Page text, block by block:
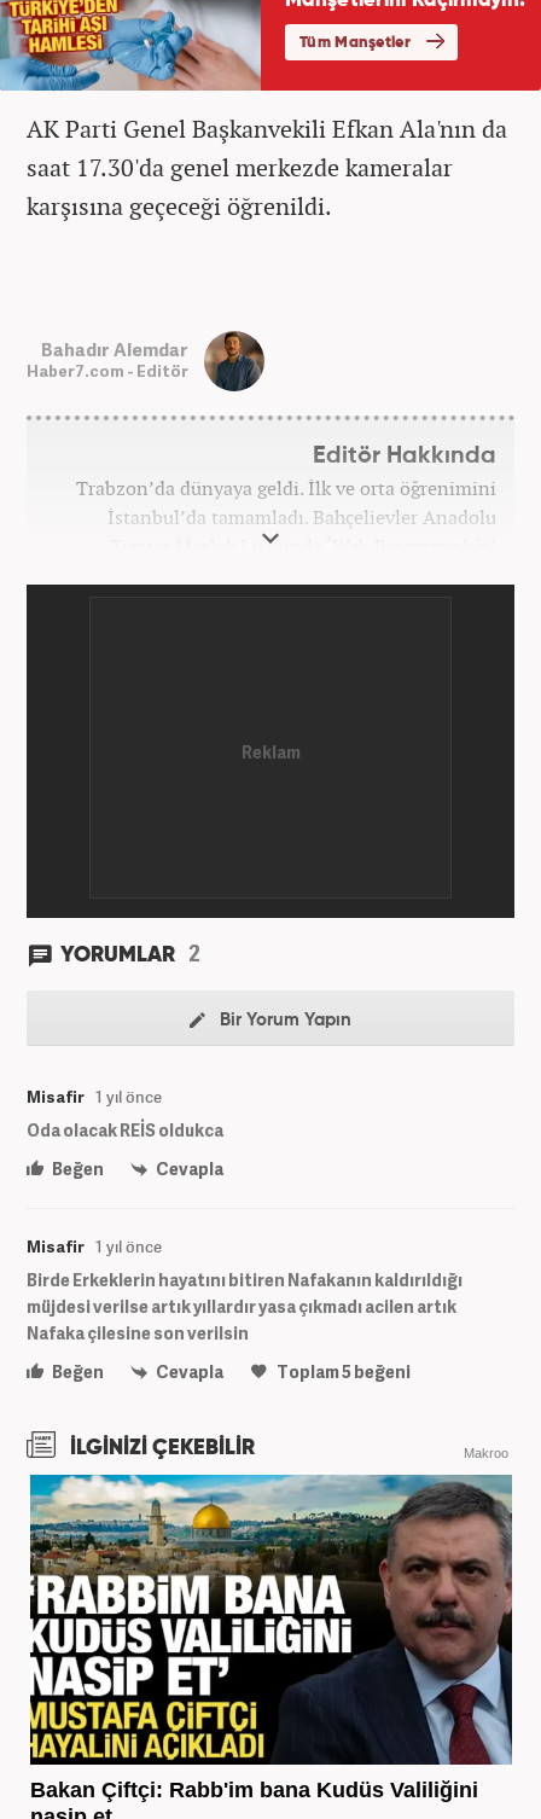
AK Parti Genel Başkanvekili Efkan Ala'nın da
saat 17.30'da genel merkezde kameralar
karşısına geçeceği öğrenildi.
Bahadır Alemdar
Haber7.com - Editör
Editör Hakkında
Trabzon’da dünyaya geldi. İlk ve orta öğrenimini
İstanbul’da tamamladı. Bahçelievler Anadolu
Ticaret Meslek Lisesinde ‘Web Programcılığı’
ve teknoloji kategorilerinde birçok haber ve
YORUMLAR 2
Bir Yorum Yapın
Misafir 1 yıl önce
Oda olacak REİS oldukca
Beğen
Cevapla
Misafir 1 yıl önce
Birde Erkeklerin hayatını bitiren Nafakanın kaldırıldığı
müjdesi verilse artık yıllardır yasa çıkmadı acilen artık
Nafaka çilesine son verilsin
Beğen
Cevapla Toplam5beğeni
İLGİNİZİ ÇEKEBİLİR Makroo
Bakan Çiftçi: Rabb'im bana Kudüs Valiliğini